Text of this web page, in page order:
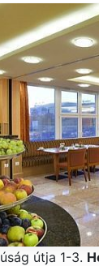
útja 1-3.